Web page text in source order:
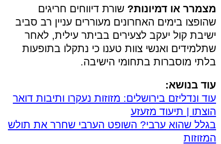
מצמרר או דמיונות? שורת דיווחים חריגים
שהופצו בימים האחרונים מעוררים עניין רב סביב
ישיבת קול יעקב לצעירים בביתר עילית, לאחר
שתלמידים ואנשי צוות טענו כי נתקלו בתופעות
בלתי מוסברות בתחומי הישיבה.
עוד בנושא:
עוד ונדליזם בירושלים: מזוזות נעקרו ותיבות דואר
הוצתו | תיעוד מזעזע
בגלל שהוא ערבי? השופט הערבי שחרר את תולש
המזוזות